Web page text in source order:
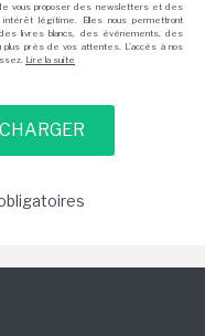
vous proposer des newsletters et des
légitime. Elles nous permettront
livres blancs, des événements, des
près de vos attentes. L'accès à nos
Lire la suite